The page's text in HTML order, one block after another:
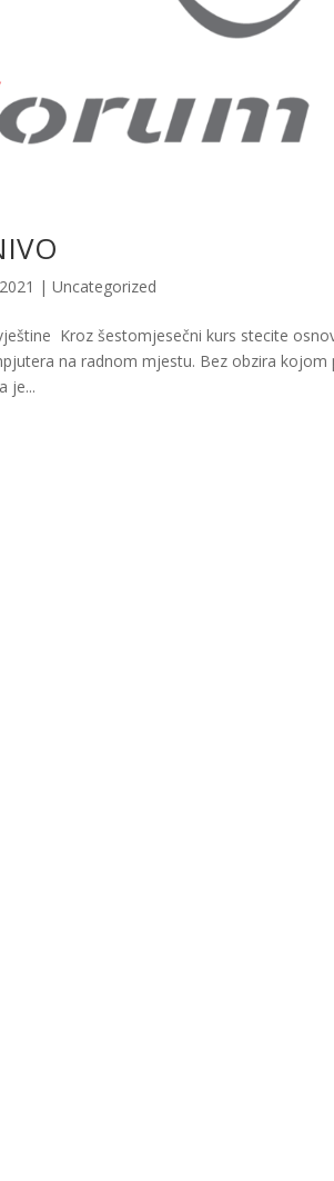
|Uncategorized
Kroz šestomjesečni kurs stecite
na radnom mjestu. Bez obzira
je...